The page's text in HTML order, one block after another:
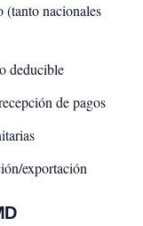
(tanto nacionales
deducible
de pagos
exportación